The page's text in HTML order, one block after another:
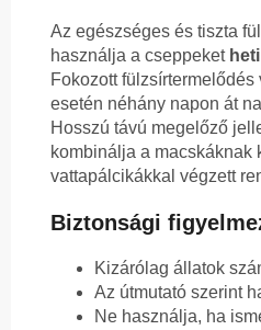
Az egészséges és tiszta
használja a cseppeket
Fokozott
esetén néhány napon át
Hosszú távú megelőző
kombinálja a macskáknak
vattapálcikákkal végzett
Biztonsági
Kizárólag állatok
Az útmutató szerint
Ne használja, ha